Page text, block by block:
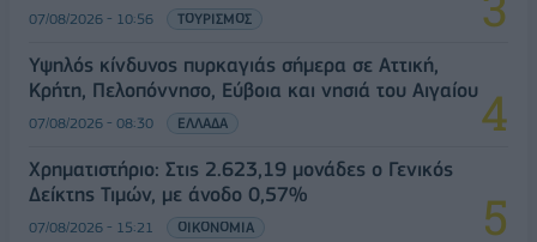
07/08/2026 - 10:56 ΤΟΥΡΙΣΜΟΣ
Υψηλός κίνδυνος πυρκαγιάς σήμερα σε Αττική,
Κρήτη, Πελοπόννησο, Εύβοια και νησιά του Αιγαίου
07/08/2026 - 08:30 ΕΛΛΑΔΑ
Χρηματιστήριο: Στις 2.623,19 μονάδες ο Γενικός
Δείκτης Τιμών, με άνοδο 0,57%
07/08/2026 - 15:21 ΟΙΚΟΝΟΜΙΑ